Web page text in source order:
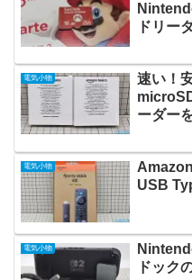
ドリー
電気小物
速い！
ーダー
電気小物
USB
電気小物
ドック